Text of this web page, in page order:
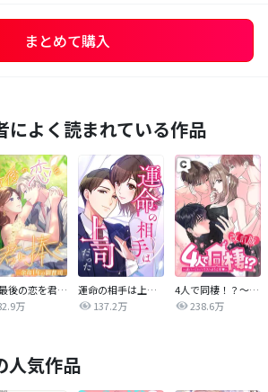
まとめて購入
によく読まれている作品
最後の恋を君に捧ぐ～余命1年の御曹司～
万
運命の相手は上司だった
137.2万
4人で同棲！？～逆ハーレムハウスへようこそ♥～【改訂版】
238.6万
人気作品